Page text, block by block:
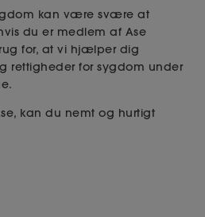
kan være svære at
du er medlem af Ase
for, at vi hjælper dig
rettigheder for sygdom under
kan du nemt og hurtigt